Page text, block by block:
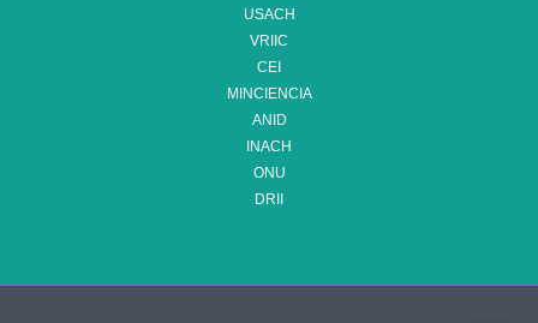
USACH
VRIIC
CEI
MINCIENCIA
ANID
INACH
ONU
DRII